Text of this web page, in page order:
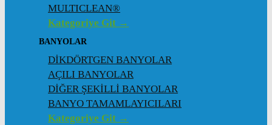
MULTICLEAN®
Kategoriye Git →
BANYOLAR
DİKDÖRTGEN BANYOLAR
AÇILI BANYOLAR
DİĞER ŞEKİLLİ BANYOLAR
BANYO TAMAMLAYICILARI
Kategoriye Git →